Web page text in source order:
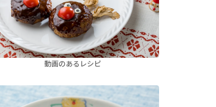
動画のあるレシピ